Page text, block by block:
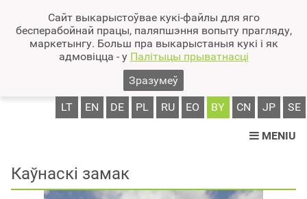
Сайт выкарыстоўвае кукі-файлы для яго
бесперабойнай працы, паляпшэння вопыту прагляду,
маркетынгу. Больш пра выкарыстаныя кукі і як
адмовіцца - у Палітыцы прыватнасці
Зразумеў
LT EN DE PL RU EO BY CN JP SE
MENIU
Каўнаскі замак